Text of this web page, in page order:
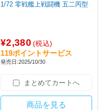
1/72 零戦艦上戦闘機 五二丙型
¥2,380 (税込)
119ポイントサービス
発売日:2025/10/30
まとめてカートへ
商品を見る